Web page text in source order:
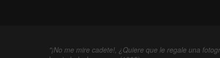
"¡No me mire cadete!, ¿Quiere que le regale una